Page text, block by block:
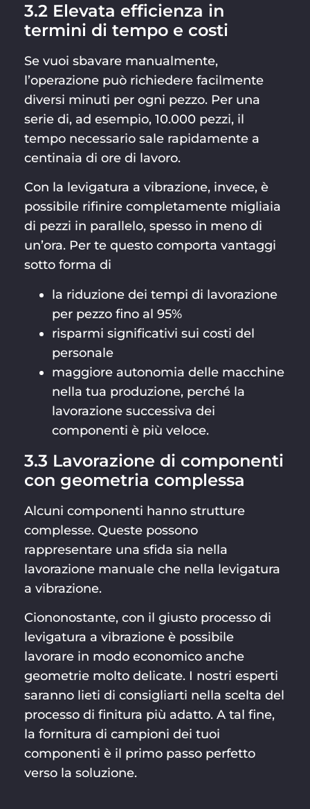
3.2 Elevata efficienza in
termini di tempo e costi
Se vuoi sbavare manualmente,
l’operazione può richiedere facilmente
diversi minuti per ogni pezzo. Per una
serie di, ad esempio, 10.000 pezzi, il
tempo necessario sale rapidamente a
centinaia di ore di lavoro.
Con la levigatura a vibrazione, invece, è
possibile rifinire completamente migliaia
di pezzi in parallelo, spesso in meno di
un’ora. Per te questo comporta vantaggi
sotto forma di
la riduzione dei tempi di lavorazione
per pezzo fino al 95%
risparmi significativi sui costi del
personale
maggiore autonomia delle macchine
nella tua produzione, perché la
lavorazione successiva dei
componenti è più veloce.
3.3 Lavorazione di componenti
con geometria complessa
Alcuni componenti hanno strutture
complesse. Queste possono
rappresentare una sfida sia nella
lavorazione manuale che nella levigatura
a vibrazione.
Ciononostante, con il giusto processo di
levigatura a vibrazione è possibile
lavorare in modo economico anche
geometrie molto delicate. I nostri esperti
saranno lieti di consigliarti nella scelta del
processo di finitura più adatto. A tal fine,
la fornitura di campioni dei tuoi
componenti è il primo passo perfetto
verso la soluzione.